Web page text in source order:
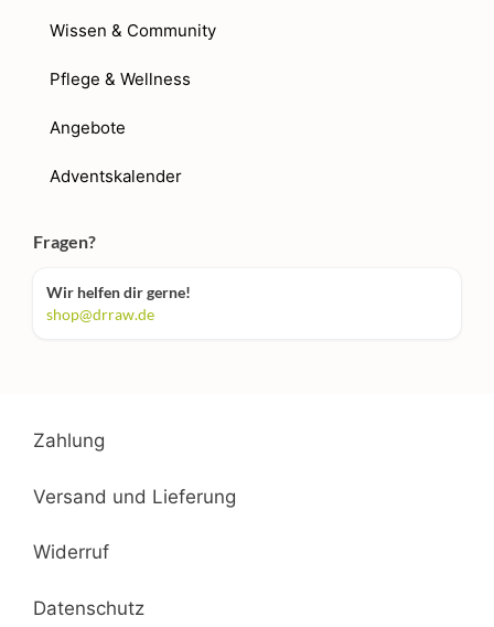
Wissen & Community
Pflege & Wellness
Angebote
Adventskalender
Fragen?
Wir helfen dir gerne!
shop@drraw.de
Zahlung
Versand und Lieferung
Widerruf
Datenschutz